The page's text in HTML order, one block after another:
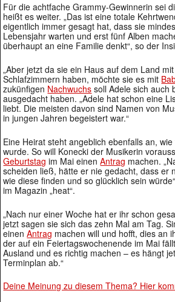
Für die achtfache Grammy-Gewinnerin sei
heißt es weiter. „Das ist eine totale
eigentlich immer gesagt hat, dass sie
Lebensjahr warten und erst fünf Alben
überhaupt an eine Familie denkt“, so der
„Aber jetzt da sie ein Haus auf dem Land
Schlafzimmern haben, möchte sie es mit
zukünfigen Nachwuchs soll Adele sich auch
ausgedacht haben. „Adele hat schon eine
liebt. Die meisten davon sind Namen von
in jungen Jahren begeistert war.“
Eine Heirat steht angeblich ebenfalls an,
wurde. So will Konecki der Musikerin
Geburtstag im Mai einenAntrag machen.
scheiden ließ, hätte er nie gedacht, dass er
wie diese finden und so glücklich sein
im Magazin „heat“.
„Nach nur einer Woche hat er ihr schon
jetzt sagen sie sich das zehn Mal am Tag.
einenAntrag machen will und hofft, dies an
der auf ein Feiertagswochenende im Mai
Ausland und es richtig machen – es hängt
Terminplan ab.“
Deine Meinung zu diesem Thema? Hier